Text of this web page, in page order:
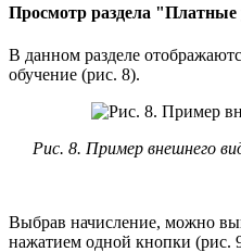
Просмотр раздела "Платные
В данном разделе
обучение (рис. 8).
Рис. 8. Пример внешнего
Выбрав начисление, можно
нажатием одной кнопки (рис.